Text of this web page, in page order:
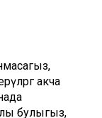
акча
булыгыз,